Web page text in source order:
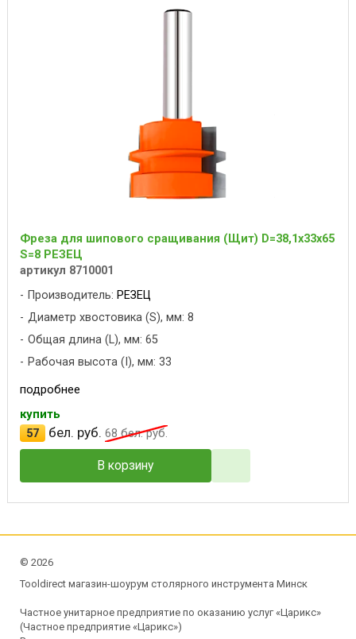
Фреза для шипового сращивания (Щит) D=38,1x33x65
S=8 РЕЗЕЦ
артикул 8710001
Производитель: РЕЗЕЦ
Диаметр хвостовика (S), мм: 8
Общая длина (L), мм: 65
Рабочая высота (I), мм: 33
подробнее
купить
57
бел. руб. 68 бел. руб.
В корзину
© 2026
Tooldirect магазин-шоурум столярного инструмента Минск
Частное унитарное предприятие по оказанию услуг «Царикс»
(Частное предприятие «Царикс»)